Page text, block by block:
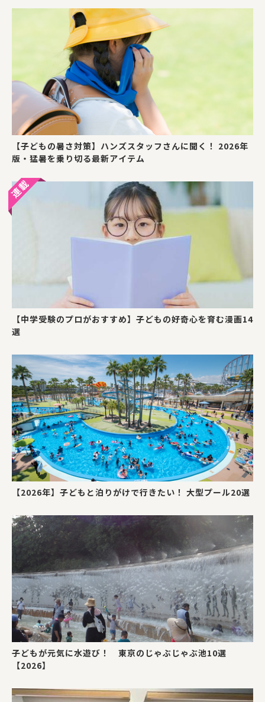
【子どもの暑さ対策】ハンズスタッフさんに聞く！ 2026年
版・猛暑を乗り切る最新アイテム
【中学受験のプロがおすすめ】子どもの好奇心を育む漫画14
選
【2026年】子どもと泊りがけで行きたい！ 大型プール20選
子どもが元気に水遊び！ 東京のじゃぶじゃぶ池10選
【2026】